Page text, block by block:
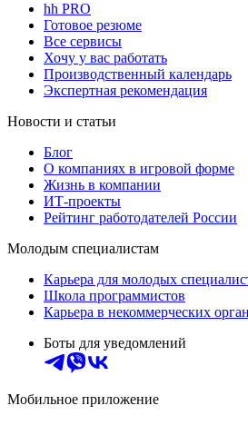
hh PRO
Готовое резюме
Все сервисы
Хочу у вас работать
Производственный календарь
Экспертная рекомендация
Новости и статьи
Блог
О компаниях в игровой форме
Жизнь в компании
ИТ-проекты
Рейтинг работодателей России
Молодым специалистам
Карьера для молодых
Школа программистов
Карьера в некоммерческих
Боты для уведомлений
Мобильное приложение